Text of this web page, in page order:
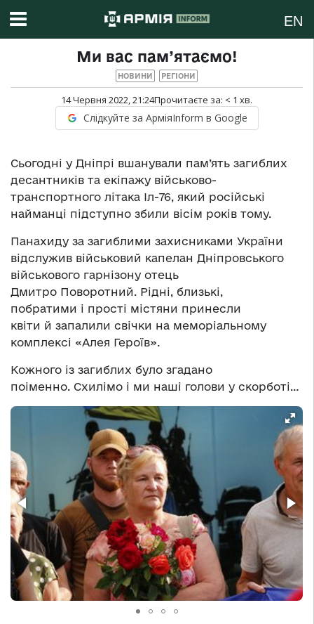
EN
Ми вас пам’ятаємо!
НОВИНИ РЕГІОНИ
14 Червня 2022, 21:24Прочитаєте за: < 1 хв.
Слідкуйте за АрміяInform в Google
Сьогодні у Дніпрі вшанували пам’ять загиблих
десантників та екіпажу військово-
транспортного літака Іл-76, який російські
найманці підступно збили вісім років тому.
Панахиду за загиблими захисниками України
відслужив військовий капелан Дніпровського
військового гарнізону отець
Дмитро Поворотний. Рідні, близькі,
побратими і прості містяни принесли
квіти й запалили свічки на меморіальному
комплексі «Алея Героїв».
Кожного із загиблих було згадано
поіменно. Схилімо і ми наші голови у скорботі…